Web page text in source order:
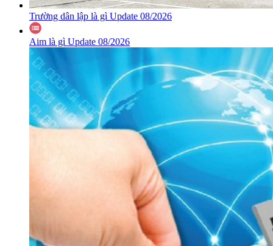
Trường dân lập là gì Update 08/2026
Aim là gì Update 08/2026